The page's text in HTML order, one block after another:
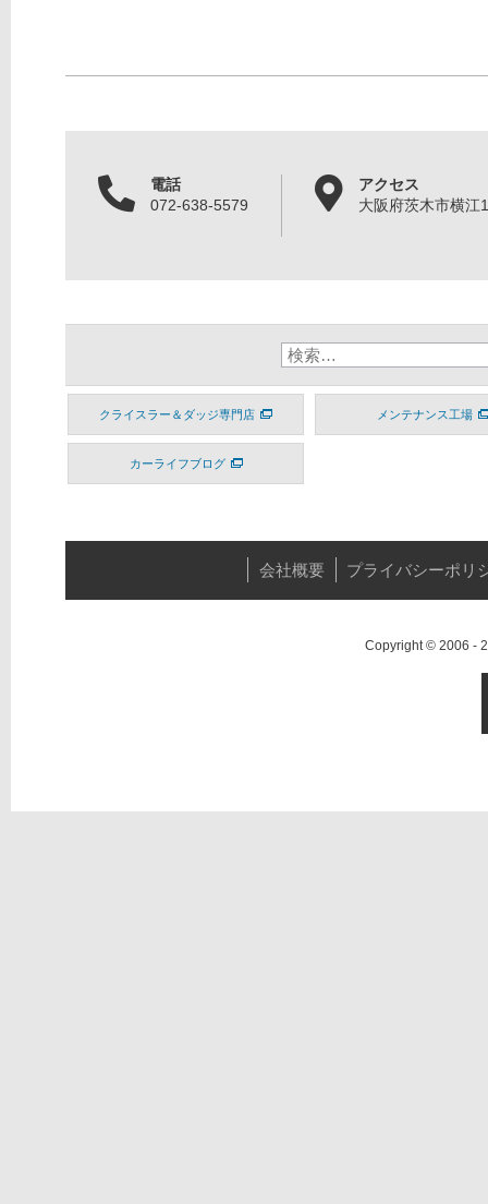
電話
072-638-5579
アクセス
大阪府茨木市横江
クライスラー＆ダッジ専門店 メンテナンス工場
カーライフブログ
会社概要 プライバシーポリ
Copyright © 2006 -